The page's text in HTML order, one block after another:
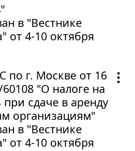
в "Вестнике
от 4-10 октября
г. Москве от 16
"О налоге на
сдаче в аренду
организациям"
в "Вестнике
от 4-10 октября